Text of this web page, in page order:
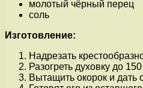
молотый чёрный перец
соль
Изготовление:
Надрезать
Разогреть духовку до
Вытащить окорок и дать